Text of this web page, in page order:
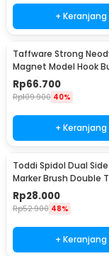
+ Keranjang
Taffware Strong
Magnet Model Hook
48mm 80kg - LNM48-3
Rp66.700
Rp109.900 40%
+ Keranjang
Toddi Spidol Dual
Marker Brush Double
6.0mm 24 Warna -
Rp28.000
Rp52.900 48%
+ Keranjang